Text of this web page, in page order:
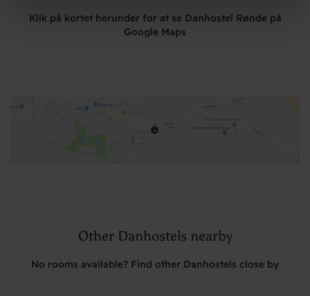
Klik på kortet herunder for at se Danhostel Rønde på
Google Maps
Other Danhostels nearby
No rooms available? Find other Danhostels close by